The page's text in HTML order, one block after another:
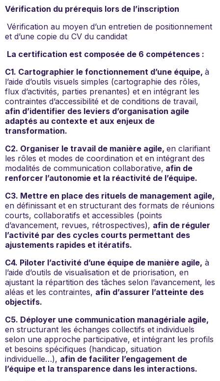
Vérification du prérequis lors de l’inscription
Vérification au moyen d’un entretien de positionnement
et d’une copie du CV du candidat
La certification est composée de 6 compétences :
C1. Cartographier le fonctionnement d’une équipe, à
l’aide d’outils visuels simples (cartographie des rôles,
flux d’activités, parties prenantes) et en intégrant les
contraintes d’accessibilité et de conditions de travail,
afin d’identifier des leviers d’organisation agile
adaptés au contexte et aux enjeux de
transformation.
C2. Organiser le travail de manière agile, en clarifiant
les rôles et modes de coordination et en intégrant des
modalités de communication collaborative, afin de
renforcer l’autonomie et la réactivité de l’équipe.
C3. Mettre en place des rituels de management agile,
en définissant et en structurant des formats de réunions
courts, collaboratifs et accessibles (points
d’avancement, revues, rétrospectives), afin de réguler
l’activité par des cycles courts permettant des
ajustements rapides et itératifs.
C4. Piloter l’activité d’une équipe de manière agile, à
l’aide d’outils de visualisation et de priorisation, en
ajustant la répartition des tâches selon l’avancement, les
aléas et les contraintes, afin d’assurer l’atteinte des
objectifs.
C5. Déployer une communication managériale agile,
en structurant les échanges collectifs et individuels
selon une approche participative, et intégrant les profils
et besoins spécifiques (handicap, situation
individuelle…), afin de faciliter l’engagement de
l’équipe et la transparence dans les interactions.